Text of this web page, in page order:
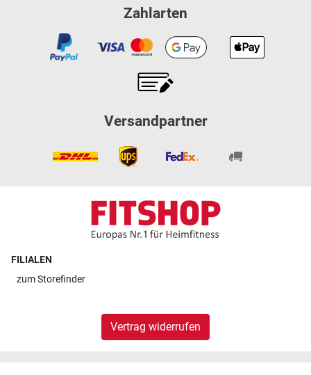
Zahlarten
Versandpartner
FILIALEN
zumStorefinder
Vertrag widerrufen